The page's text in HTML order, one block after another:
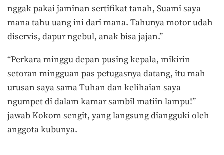
nggak pakai jaminan sertifikat tanah, Suami saya
mana tahu uang ini dari mana. Tahunya motor udah
diservis, dapur ngebul, anak bisa jajan.”
“Perkara minggu depan pusing kepala, mikirin
setoran mingguan pas petugasnya datang, itu mah
urusan saya sama Tuhan dan kelihaian saya
ngumpet di dalam kamar sambil matiin lampu!”
jawab Kokom sengit, yang langsung diangguki oleh
anggota kubunya.